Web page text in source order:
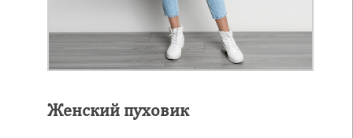
Женский пуховик